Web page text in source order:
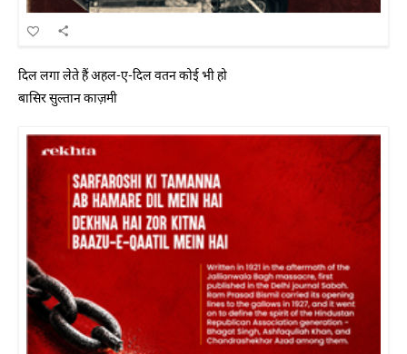
दिल लगा लेते हैं अहल-ए-दिल वतन कोई भी हो
बासिर सुल्तान काज़मी